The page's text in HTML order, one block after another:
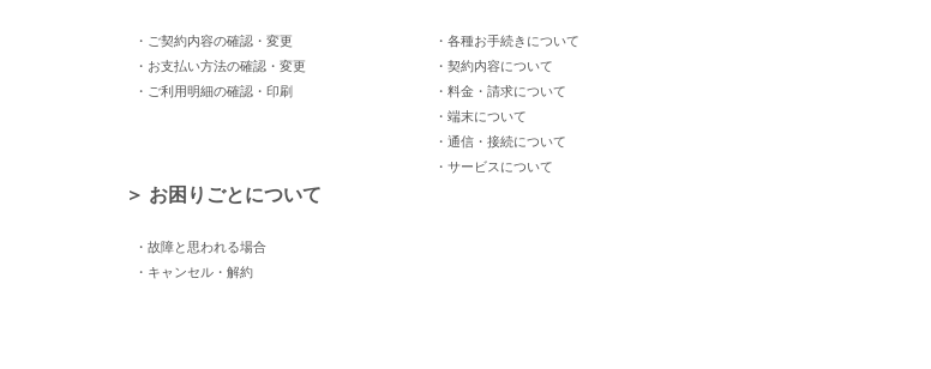
・ご契約内容の確認・変更
・お支払い方法の確認・変更
・ご利用明細の確認・印刷
＞ お困りごとについて
・故障と思われる場合
・キャンセル・解約
・各種お手続きについて
・契約内容について
・料金・請求について
・端末について
・通信・接続について
・サービスについて